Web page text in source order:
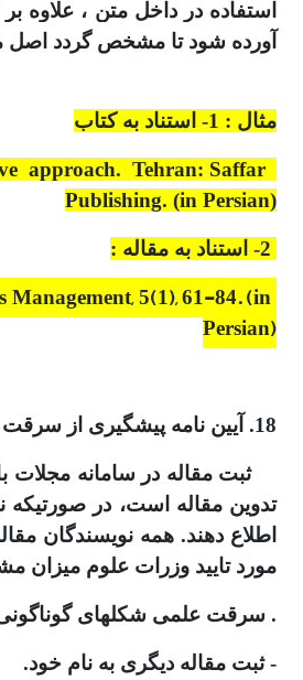
آورده شود تا مشخص گردد اصل
مثال : 1- استناد به کتاب
approach. Tehran: Saffar
Publishing. (in Persian)
5(1), 61-84. (in
Persian)
18. آیین نامه پیشگیری از سرقت و تقلب علمی
ثبت مقاله در سامانه مجلات
اطلاع دهند. همه نویسندگان
مورد تایید وزرات علوم میزان
. سرقت علمی شکل­های گوناگونی
- ثبت مقاله دیگری به نام خود.